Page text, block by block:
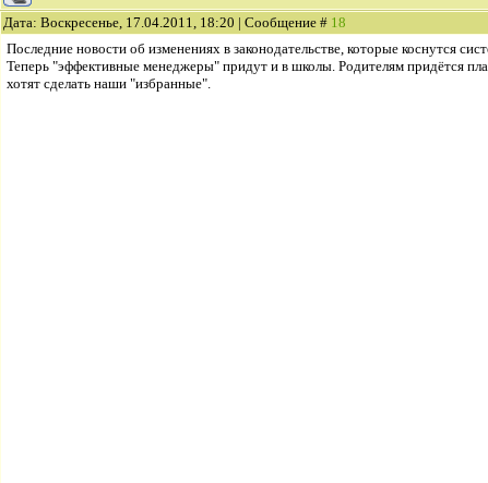
Дата: Воскресенье, 17.04.2011, 18:20 | Сообщение # 18
Последние новости об изменениях в законодательстве, которые коснутся
Теперь "эффективные менеджеры" придут и в школы. Родителям придётся
хотят сделать наши "избранные".